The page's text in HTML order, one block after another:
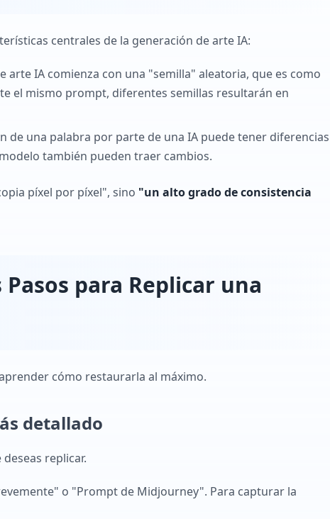
centrales de la generación de arte IA:
arte IA comienza con una "semilla" aleatoria, que es como
el mismo prompt, diferentes semillas resultarán en
de una palabra por parte de una IA puede tener diferencias
también pueden traer cambios.
píxel por píxel", sino "un alto grado de consistencia
para Replicar una
cómo restaurarla al máximo.
detallado
replicar.
o "Prompt de Midjourney". Para capturar la